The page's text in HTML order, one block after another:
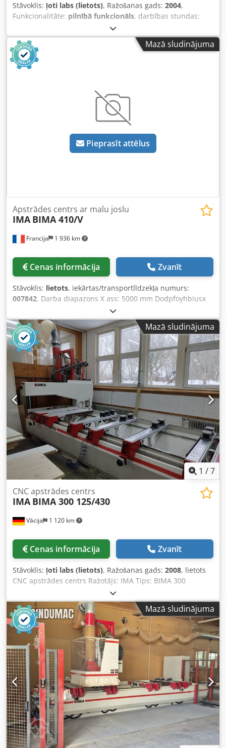
Stāvoklis: ļoti labs (lietots), Ražošanas gads: 2004,
Funkcionalitāte: pilnībā funkcionāls, darbības stundas:
, X assis pārvietošanās distance:
pārvietošanās attālums:1 630 mm, TEHNISKĀ
INFORMĀCIJA X asi bez līmēšanas: 6.000 mm X asi ar
līmēšanu: 5.000 mm Y asi: 1.300 mm Y asi ar galveno
vārpstu + instrumenta diametrs 20 mm: 1.630 mm Y asi ar
410 V Vietu skaits: 4 Malu līmēšanas iekārta: ir Darba
stundas: 80.859 h Dwodpfx Agjx Af Ivsmja
Mazā sludinājuma
Pieprasīt attēlus
Francija 1 936 km
Apstrādes centrs ar malu joslu
IMA BIMA 410/V
Cenas informācija Zvanīt
Stāvoklis: lietots, iekārtas/transportlīdzekļa numurs:
007842, Darba diapazons X ass: 5000 mm Dodpfoyhbiusx
Agmowa Darba diapazons Y ass: 1200 mm Darba virsma:
ar vakuuma konsoles balstiem Galvenā vārpstas jauda: 18
kW Kontrolēto asu skaits: 4 asis Maksimālais malas
augstums: 64 mm Urbšanas vārpstu skaits: 14 Instrumentu
vietu skaits: 18
Mazā sludinājuma
1 /7
Vācija 1 120 km
CNC apstrādes centrs
IMA BIMA 300 125/430
Cenas informācija Zvanīt
Stāvoklis: ļoti labs (lietots), Ražošanas gads: 2008, lietots
CNC apstrādes centrs Ražotājs: IMA Tips: BIMA 300
125/430 Ražošanas gads: 2008 4 asu CNC apstrādes centrs
ar konsoļu galdu 8 manuāli pārvietojamas balstvirsmas X
asī, katrai konsolei 3 vakuuma piesūcekņi, vakuuma sūknis
90 m³/h, vakuuma pieslēgums šabloniem, LED indikators
piesūcekņu pozīcijai, darba lauks X: 200 – 4300 mm, darba
lauks Y: 0 – 1400 mm frēzēšanai/urbšanai, darba lauks Z:
12 – 125 mm (caurlaide 150 mm), papildu vidējā balstu
rinda, 14 vertikālas urbjgalvas + 6 horizontālas, horizontāla
urbšanas un rievojuma zāģēšanas agregāts ar 90°
pagriezienu, frēzēšanas vārpsta 7,5 kW līdz 18 000
apgr./min, ar C-asi 360° interpolācijai, ar šķidruma
cirkulācijas dzesēšanu, – 18-pozīciju instrumentu maiņas
karuselis pie y-atbalsta, kas pārvietojas līdzi, līmēšanas
agregāts VT 100 ar 4-pusīgu/apkārtējo darbības lauku –
griešanās diapazons 740 grādi, ar 2-pozīciju ruļļu
Mazā sludinājuma